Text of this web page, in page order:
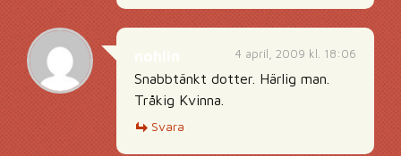
4 april, 2009 kl. 18:06
Snabbtänkt dotter. Härlig man.
Tråkig Kvinna.
Svara